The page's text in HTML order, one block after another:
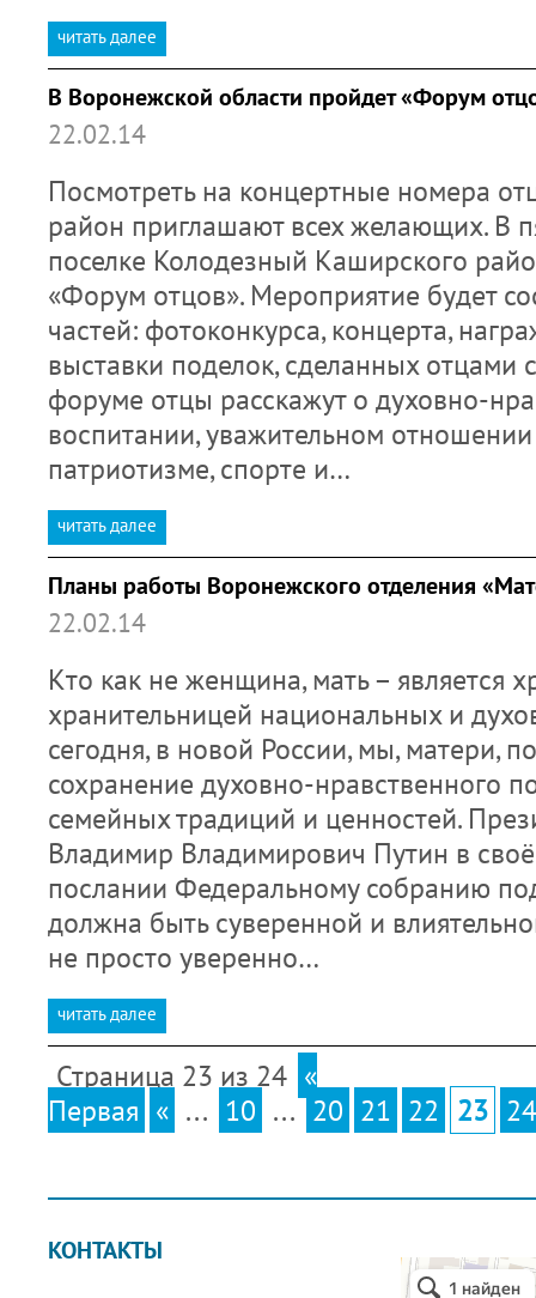
читать далее
В Воронежской области пройдет «Форум
22.02.14
Посмотреть на концертные номера
район приглашают всех желающих. В
поселке Колодезный Каширского
«Форум отцов». Мероприятие будет
частей: фотоконкурса, концерта,
выставки поделок, сделанных отцами
форуме отцы расскажут о духовно-
воспитании, уважительном
патриотизме, спорте и…
читать далее
Планы работы Воронежского отделения
22.02.14
Кто как не женщина, мать – является
хранительницей национальных и
сегодня, в новой России, мы, матери,
сохранение духовно-нравственного
семейных традиций и ценностей.
Владимир Владимирович Путин в
послании Федеральному собранию
должна быть суверенной и
не просто уверенно…
читать далее
Страница 23 из 24 «
Первая « ... 10 ... 20 21 22 23 24
КОНТАКТЫ